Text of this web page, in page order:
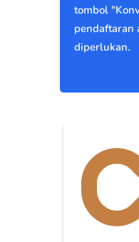
tombol
pendaftaran
diperlukan.